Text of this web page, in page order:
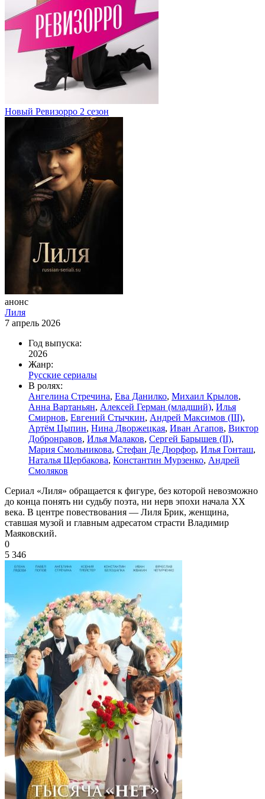
Новый Ревизорро 2 сезон
анонс
Лиля
7 апрель 2026
Год выпуска:
2026
Жанр:
Русские сериалы
В ролях:
Ангелина Стречина, Ева Данилко, Михаил Крылов,
Анна Вартаньян, Алексей Герман (младший), Илья
Смирнов, Евгений Стычкин, Андрей Максимов (III),
Артём Цыпин, Нина Дворжецкая, Иван Агапов, Виктор
Добронравов, Илья Малаков, Сергей Барышев (II),
Мария Смольникова, Стефан Де Дюрфор, Илья Гонташ,
Наталья Щербакова, Константин Мурзенко, Андрей
Смоляков
Сериал «Лиля» обращается к фигуре, без которой невозможно
до конца понять ни судьбу поэта, ни нерв эпохи начала ХХ
века. В центре повествования — Лиля Брик, женщина,
ставшая музой и главным адресатом страсти Владимир
Маяковский.
0
5 346